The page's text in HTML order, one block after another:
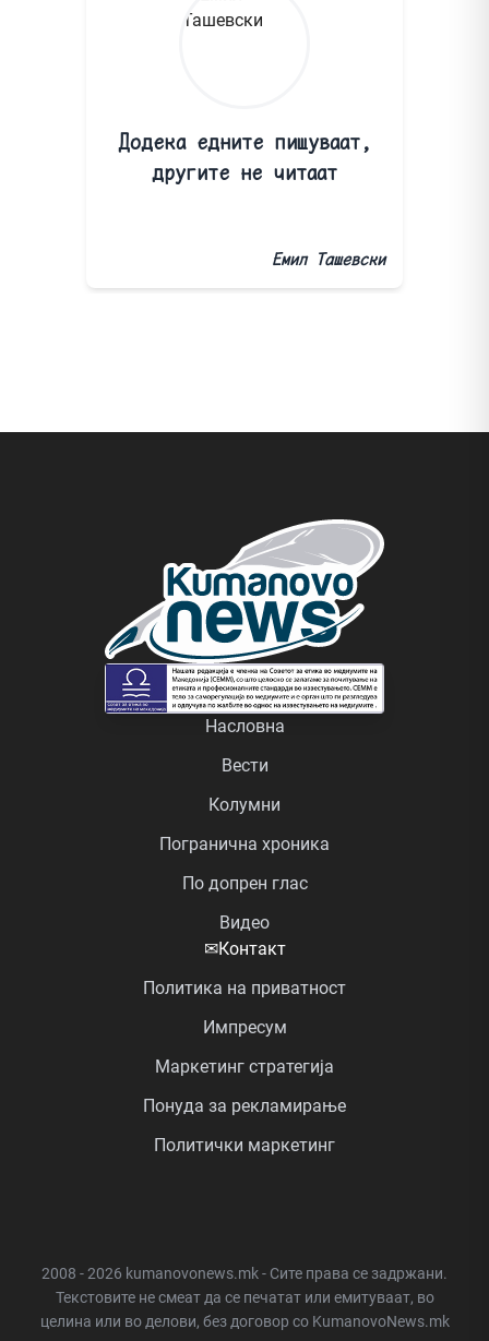
Додека едните пишуваат,
другите не читаат
Емил Ташевски
Насловна
Вести
Колумни
Погранична хроника
По допрен глас
Видео
✉Контакт
Политика на приватност
Импресум
Маркетинг стратегија
Понуда за рекламирање
Политички маркетинг
2008 - 2026 kumanovonews.mk - Сите права се задржани.
Текстовите не смеат да се печатат или емитуваат, во
целина или во делови, без договор со KumanovoNews.mk